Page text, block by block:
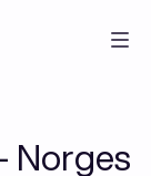
Norges